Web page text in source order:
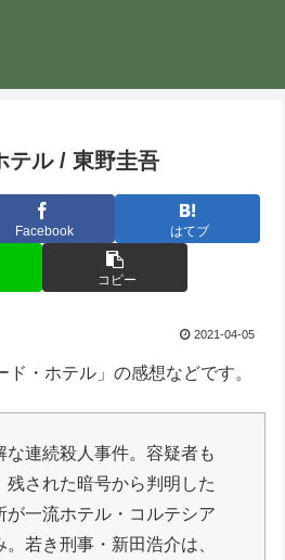
テル / 東野圭吾
Facebook はてブ
コピー
2021-04-05
・ホテル」の感想などです。
な連続殺人事件。容疑者も
残された暗号から判明した
が一流ホテル・コルテシア
若き刑事・新田浩介は、